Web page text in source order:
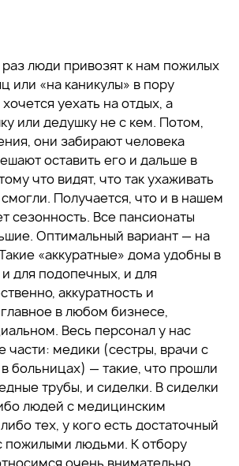
люди привозят к нам пожилых
или «на каникулы» в пору
уехать на отдых, а
или дедушку не с кем. Потом,
они забирают человека
оставить его и дальше в
что видят, что так ухаживать
Получается, что и в нашем
сезонность. Все пансионаты
Оптимальный вариант — на
«аккуратные» дома удобны в
для подопечных, и для
аккуратность и
в любом бизнесе,
Весь персонал у нас
части: медики (сестры, врачи с
больницах) — такие, что прошли
трубы, и сиделки. В сиделки
людей с медицинским
тех, у кого есть достаточный
пожилыми людьми. К отбору